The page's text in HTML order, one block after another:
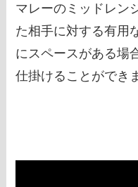
マレーのミッドレン
た相手に対する有用
にスペースがある場
仕掛けることができ